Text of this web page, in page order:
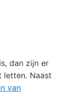
dan zijn er
letten. Naast
van